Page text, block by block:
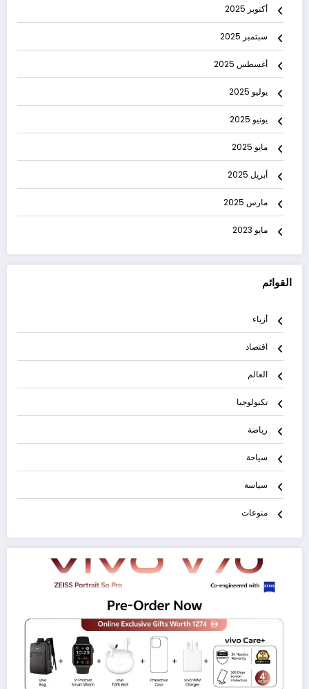
أكتوبر 2025
سبتمبر 2025
أغسطس 2025
يوليو 2025
يونيو 2025
مايو 2025
أبريل 2025
مارس 2025
مايو 2023
القوائم
أزياء
اقتصاد
العالم
تكنولوجيا
رياضة
سياحة
سياسة
منوعات